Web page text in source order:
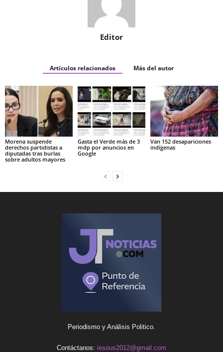
Editor
Artículos relacionados Más del autor
Morena suspende
derechos partidistas a
diputadas tras burlas
sobre adultos mayores
Gasta el Verde más de 3
mdp por anuncios en
Google
Van 152 desapariciones
indígenas
Periodismo y Análisis Politico.
Contáctanos: iesous2012@gmail.com